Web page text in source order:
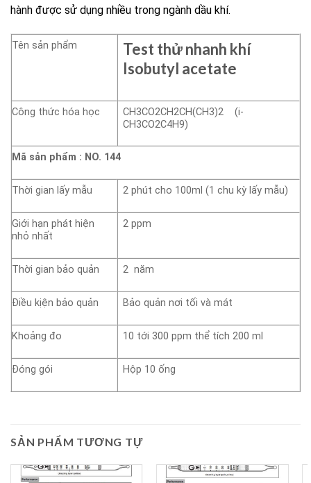
hành được sử dụng nhiều trong ngành dầu khí.
Tên sản phẩm
Test thử nhanh khí
Isobutyl acetate
Công thức hóa học
CH3CO2CH2CH(CH3)2 (i-
CH3CO2C4H9)
Mã sản phẩm : NO. 144
Thời gian lấy mẫu 2 phút cho 100ml (1 chu kỳ lấy mẫu)
Giới hạn phát hiện
nhỏ nhất
2 ppm
Thời gian bảo quản 2 năm
Điều kịện bảo quản Bảo quản nơi tối và mát
Khoảng đo 10 tới 300 ppm thể tích 200 ml
Đóng gói Hộp 10 ống
SẢN PHẨM TƯƠNG TỰ